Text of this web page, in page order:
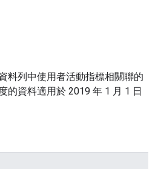
料列中使用者活動指標相關聯的
的資料適用於 2019 年 1 月 1 日